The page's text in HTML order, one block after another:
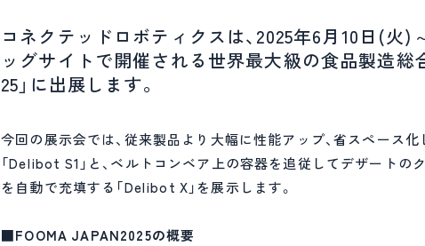
コネクテッドロボティクスは、2025年6月10日(火)
ッグサイトで開催される世界最大級の食品製造総
25」に出展します。
今回の展示会では、従来製品より大幅に性能アップ、省スペース
「Delibot S1」と、ベルトコンベア上の容器を追従してデザートの
を自動で充填する「Delibot X」を展示します。
■FOOMA JAPAN2025の概要